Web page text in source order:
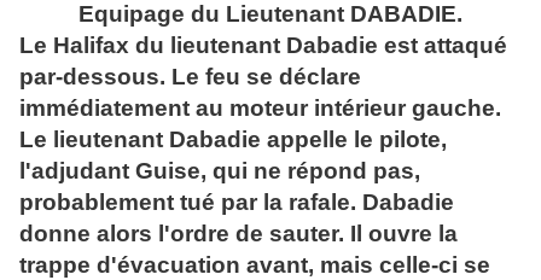
Equipage du Lieutenant DABADIE.
Le Halifax du lieutenant Dabadie est attaqué
par-dessous. Le feu se déclare
immédiatement au moteur intérieur gauche.
Le lieutenant Dabadie appelle le pilote,
l'adjudant Guise, qui ne répond pas,
probablement tué par la rafale. Dabadie
donne alors l'ordre de sauter. Il ouvre la
trappe d'évacuation avant, mais celle-ci se